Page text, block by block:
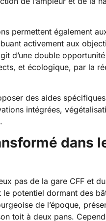
permettent également
activement aux
d’une double
et écologique, par la
des aides
intégrées,
dans
pas de la gare CFF et
potentiel dormant des
de l’époque,
toit à deux pans.